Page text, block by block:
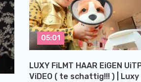
LUXY FiLMT HAAR EiGEN
ViDEO ( te schattig!!! ) | Luxy
05:01